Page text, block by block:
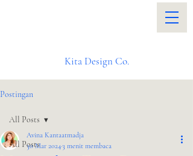
Kita Design Co.
Postingan
All Posts
All Posts
Avina Kantaatmadja
30 Mar 20243 menit membaca